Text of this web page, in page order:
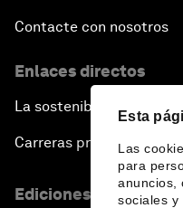
Esta
Las
para
anuncios,
sociales y
Contacte con nosotros
Enlaces directos
La sostenibilidad en el
Carreras profesionales
Ediciones en otros